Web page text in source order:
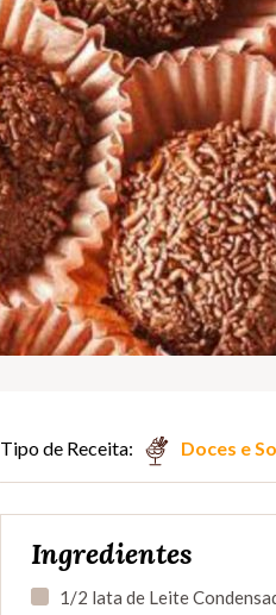
Tipo de Receita: Doces e
Ingredientes
1/2 lata de Leite